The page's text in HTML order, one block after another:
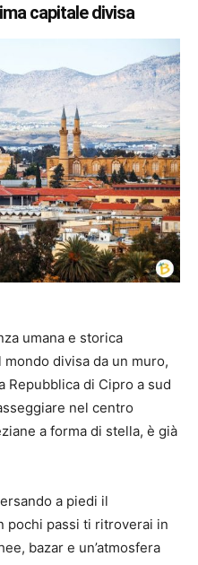
capitale divisa
umana e storica
mondo divisa da un muro,
Repubblica di Cipro a sud
nel centro
a forma di stella, è già
a piedi il
pochi passi ti ritroverai in
bazar e un’atmosfera